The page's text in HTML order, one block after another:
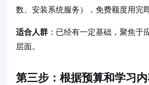
数、安装系统服务），免费额度用完
适合人群 ：已经有一定基础，聚焦于
层面。
第三步：根据预算和学习